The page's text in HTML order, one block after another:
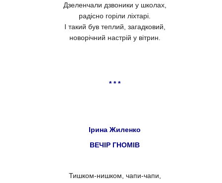
Дзеленчали дзвоники у школах,
радісно горіли ліхтарі.
І такий був теплий, загадковий,
новорічний настрій у вітрин.
* * *
Ірина Жиленко
ВЕЧІР ГНОМІВ
Тишком-нишком, чапи-чапи,